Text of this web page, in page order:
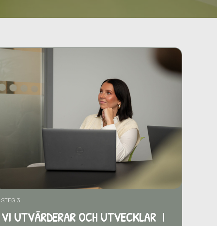
STEG 3
VI UTVÄRDERAR OCH UTVECKLAR I